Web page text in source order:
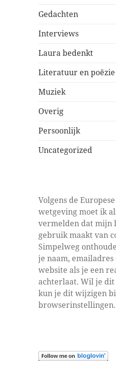
Gedachten
Interviews
Laura bedenkt
Literatuur en poëzie
Muziek
Overig
Persoonlijk
Uncategorized
Volgens de Europese
wetgeving moet ik
vermelden dat mijn
gebruik maakt van
Simpelweg
je naam, emailadres
website als je een
achterlaat. Wil je
kun je dit wijzigen
browserinstellingen.